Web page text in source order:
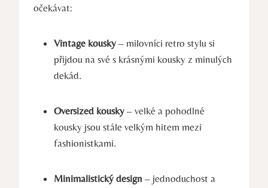
očekávat:
Vintage kousky – milovníci retro stylu si
přijdou na své s krásnými kousky z minulých
dekád.
Oversized kousky – velké a pohodlné
kousky jsou stále velkým hitem mezi
fashionistkami.
Minimalistický design – jednoduchost a